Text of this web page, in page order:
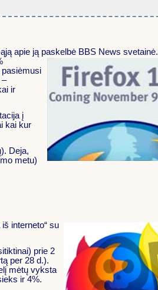
apie ją paskelbė BBS News svetainė.
pasiėmusi
–
ir
į
kai kur
Deja,
metu)
interneto“ su
prie 2
per 28 d.).
mėtų vyksta
ir 4%.